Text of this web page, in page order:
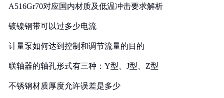
A516Gr70对应国内材质及低温冲击要求解析
镀镍钢带可以过多少电流
计量泵如何达到控制和调节流量的目的
联轴器的轴孔形式有三种：Y型、J型、Z型
不锈钢材质厚度允许误差是多少